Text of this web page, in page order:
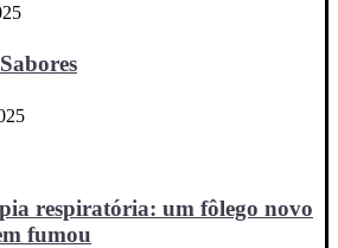
respiratória: um fôlego novo
fumou